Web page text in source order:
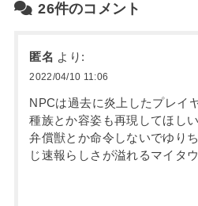
26件のコメント
匿名 より:
2022/04/10 11:06
NPCは過去に炎上したプレイ
種族とか容姿も再現してほしい
弁償獣とか命令しないでゆり
じ速報らしさが溢れるマイタ